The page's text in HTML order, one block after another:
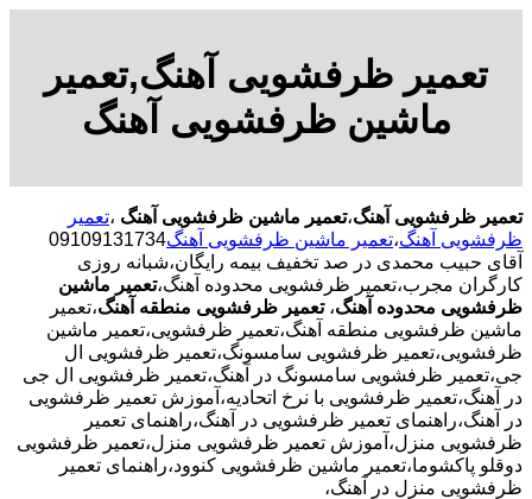
تعمیر ظرفشویی آهنگ,تعمیر
ماشین ظرفشویی آهنگ
تعمیر ظرفشویی آهنگ،تعمیر ماشین ظرفشویی آهنگ ،تعمیر
ظرفشویی آهنگ،تعمیر ماشین ظرفشویی آهنگ09109131734
آقای حبیب محمدی در صد تخفیف بیمه رایگان،شبانه روزی
کارگران مجرب،تعمیر ظرفشویی محدوده آهنگ،تعمیر ماشین
ظرفشویی محدوده آهنگ، تعمیر ظرفشویی منطقه آهنگ،تعمیر
ماشین ظرفشویی منطقه آهنگ،تعمیر ظرفشویی،تعمیر ماشین
ظرفشویی،تعمیر ظرفشویی سامسونگ،تعمیر ظرفشویی ال
جی،تعمیر ظرفشویی سامسونگ در آهنگ،تعمیر ظرفشویی ال جی
در آهنگ،تعمیر ظرفشویی با نرخ اتحادیه،آموزش تعمیر ظرفشویی
در آهنگ،راهنمای تعمیر ظرفشویی در آهنگ،راهنمای تعمیر
ظرفشویی منزل،آموزش تعمیر ظرفشویی منزل،تعمیر ظرفشویی
دوقلو پاکشوما،تعمیر ماشین ظرفشویی کنوود،راهنمای تعمیر
ظرفشویی منزل در آهنگ،